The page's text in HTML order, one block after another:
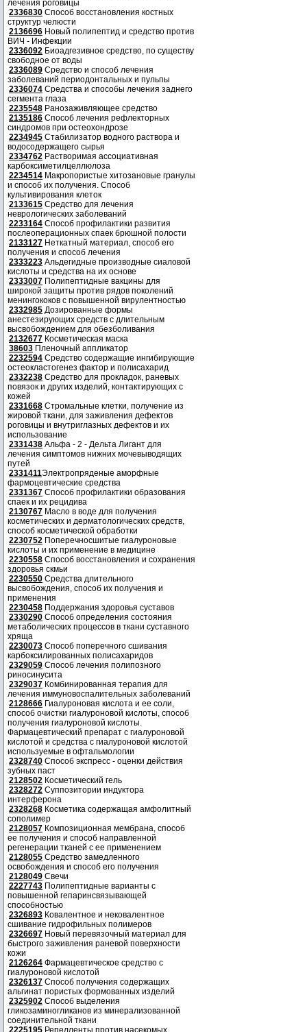
лечения роговицы
2336830 Способ восстановления костных
структур челюсти
2136696 Новый полипептид и средство против
ВИЧ - Инфекции
2336092 Биоадгезивное средство, по существу
свободное от воды
2336089 Средство и способ лечения
заболеваний периодонтальных и пульпы
2336074 Средства и способы лечения заднего
сегмента глаза
2235548 Ранозаживляющее средство
2135186 Способ лечения рефлекторных
синдромов при остеохондрозе
2234945 Стабилизатор водного раствора и
водосодержащего сырья
2334762 Растворимая ассоциативная
карбоксиметилцеллюлоза
2234514 Макропористые хитозановые гранулы
и способ их получения. Способ
культивирования клеток
2133615 Средство для лечения
неврологических заболеваний
2233164 Способ профилактики развития
послеоперационных спаек брюшной полости
2133127 Неткатный материал, способ его
получения и способ лечения
2333223 Альдегидные производные сиаловой
кислоты и средства на их основе
2333007 Полипептидные вакцины для
широкой защиты против рядов поколений
менингококов с повышенной вирулентностью
2332985 Дозированные формы
анестезирующих средств с длительным
высвобождением для обезболивания
2132677 Косметическая маска
38603 Пленочный аппликатор
2232594 Средство содержащие ингибирующие
остеокластогенез фактор и полисахарид
2332238 Средство для прокладок, раневых
повязок и других изделий, контактирующих с
кожей
2331668 Стромальные клетки, получение из
жировой ткани, для заживления дефектов
роговицы и внутриглазных дефектов и их
использование
2331438 Альфа - 2 - Дельта Лигант для
лечения симптомов нижних мочевыводящих
путей
2331411Электропряденые аморфные
фармоцевтические средства
2331367 Способ профилактики образования
спаек и их рецидива
2130767 Масло в воде для получения
косметических и дерматологических средств,
способ косметической обработки
2230752 Поперечносшитые гиалуроновые
кислоты и их применение в медицине
2230558 Способ восстановления и сохранения
здоровья скмьи
2230550 Средства длительного
высвобождения, способ их получения и
применения
2230458 Поддержания здоровья суставов
2330290 Способ определения состояния
метаболических процессов в ткани суставного
хряща
2230073 Способ поперечного сшивания
карбоксилированных полисахаридов
2329059 Способ лечения полипозного
риносинусита
2329037 Комбинированная терапия для
лечения иммуновоспалительных заболеваний
2128666 Гиалуроновая кислота и ее соли,
способ очистки гиалуроновой кислоты, способ
получения гиалуроновой кислоты.
Фармацевтический препарат с гиалуроновой
кислотой и средства с гиалуроновой кислотой
используемые в офтальмологии
2328740 Способ экспресс - оценки действия
зубных паст
2128502 Косметический гель
2328272 Суппозитории индуктора
интерферона
2328268 Косметика содержащая амфолитный
сополимер
2128057 Композиционная мембрана, способ
ее получения и способ направленной
регенерации тканей с ее применением
2128055 Средство замедленного
освобождения и способ его получения
2128049 Свечи
2227743 Полипептидные варианты с
повышенной гепаринсвязывающей
способностью
2326893 Ковалентное и нековалентное
сшивание гидрофильных полимеров
2326697 Новый перевязочный материал для
быстрого заживления раневой поверхности
кожи
2126264 Фармацевтическое средство с
гиалуроновой кислотой
2326137 Способ получения содержащих
альгинат пористых формованных изделий
2325902 Способ выделения
гликозаминогликанов из минерализованной
соединительной ткани
2225195 Репелленты против насекомых